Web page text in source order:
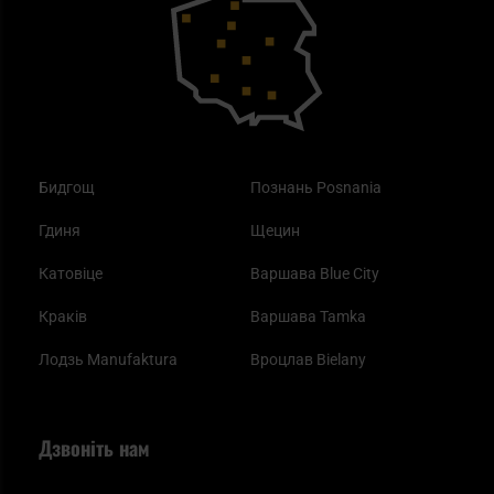
Бидгощ
Гдиня
Катовіце
Краків
Лодзь Manufaktura
Познань Posnania
Щецин
Варшава Blue City
Варшава Tamka
Вроцлав Bielany
Найкращі спальні мішки на осінь
Дзвоніть нам